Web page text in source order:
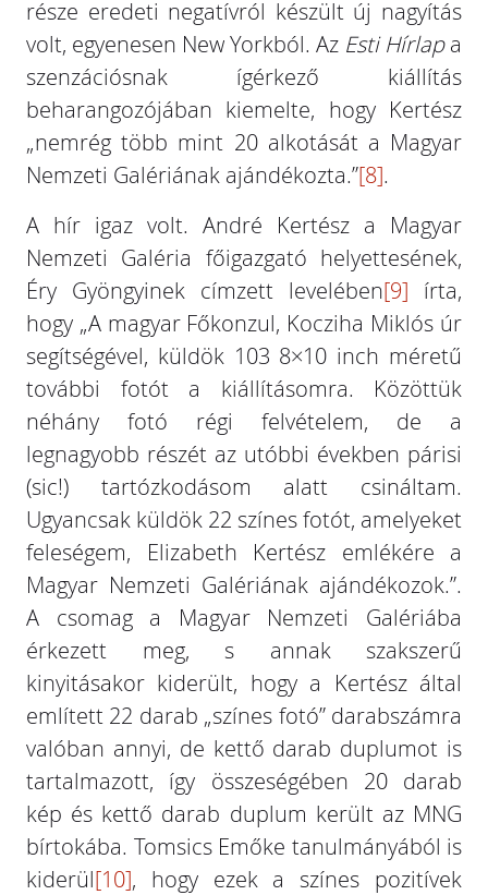
része eredeti negatívról készült új nagyítás
volt, egyenesen New Yorkból. Az Esti Hírlapa
szenzációsnak ígérkező kiállítás
beharangozójában kiemelte, hogy Kertész
„nemrég több mint 20 alkotását a Magyar
Nemzeti Galériának ajándékozta.”[8].
A hír igaz volt. André Kertész a Magyar
Nemzeti Galéria főigazgató helyettesének,
Éry Gyöngyinek címzett levelében[9] írta,
hogy „A magyar Főkonzul, Kocziha Miklós úr
segítségével, küldök 103 8×10 inch méretű
további fotót a kiállításomra. Közöttük
néhány fotó régi felvételem, de a
legnagyobb részét az utóbbi években párisi
(sic!) tartózkodásom alatt csináltam.
Ugyancsak küldök 22 színes fotót, amelyeket
feleségem, Elizabeth Kertész emlékére a
Magyar Nemzeti Galériának ajándékozok.”.
A csomag a Magyar Nemzeti Galériába
érkezett meg, s annak szakszerű
kinyitásakor kiderült, hogy a Kertész által
említett 22 darab „színes fotó” darabszámra
valóban annyi, de kettő darab duplumot is
tartalmazott, így összeségében 20 darab
kép és kettő darab duplum került az MNG
bírtokába. Tomsics Emőke tanulmányából is
kiderül[10], hogy ezek a színes pozitívek